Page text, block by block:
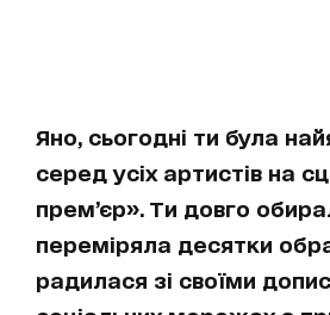
Яно, сьогодні ти була
серед усіх артистів на
прем’єр». Ти довго
переміряла десятки
радилася зі своїми